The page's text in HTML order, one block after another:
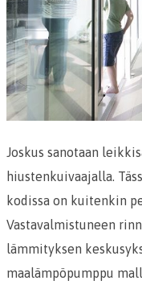
Joskus sanotaan
hiustenkuivaajalla.
kodissa on kuitenkin
Vastavalmistuneen
lämmityksen
maalämpöpumppu